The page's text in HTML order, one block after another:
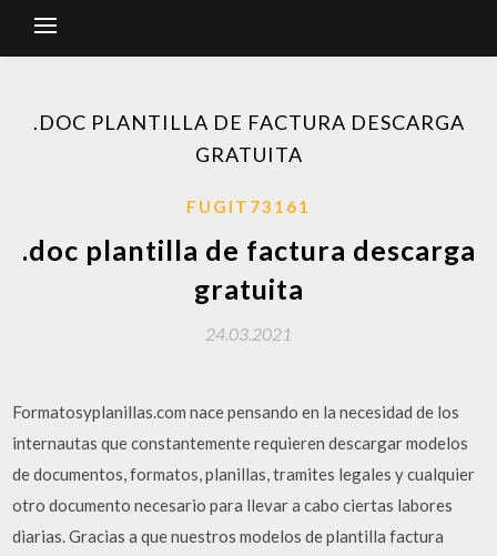
.DOC PLANTILLA DE FACTURA DESCARGA
GRATUITA
FUGIT73161
.doc plantilla de factura descarga
gratuita
24.03.2021
Formatosyplanillas.com nace pensando en la necesidad de los
internautas que constantemente requieren descargar modelos
de documentos, formatos, planillas, tramites legales y cualquier
otro documento necesario para llevar a cabo ciertas labores
diarias. Gracias a que nuestros modelos de plantilla factura